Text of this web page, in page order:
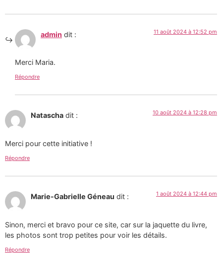
admin dit : 11 août 2024 à 12:52 pm
Merci Maria.
Répondre
Natascha dit : 10 août 2024 à 12:28 pm
Merci pour cette initiative !
Répondre
Marie-Gabrielle Géneau dit : 1 août 2024 à 12:44 pm
Sinon, merci et bravo pour ce site, car sur la jaquette du livre,
les photos sont trop petites pour voir les détails.
Répondre